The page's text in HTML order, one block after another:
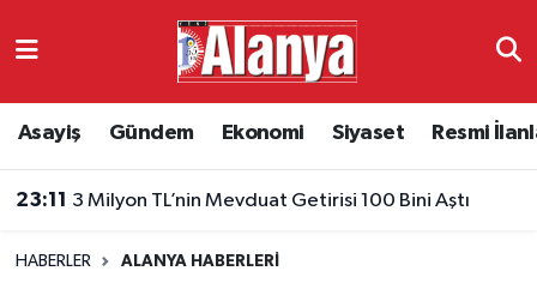
Asayiş Gündem Ekonomi Siyaset Resmi
23:11 3 Milyon TL’nin Mevduat Getirisi 100 Bini Aştı
HABERLER ALANYA HABERLERI
Ekonomi
Antalya Namaz Vakitleri